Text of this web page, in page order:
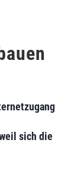
sich die